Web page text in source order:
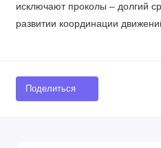
исключают проколы – долгий
развитии координации
Поделиться